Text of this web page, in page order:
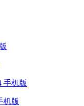
机版